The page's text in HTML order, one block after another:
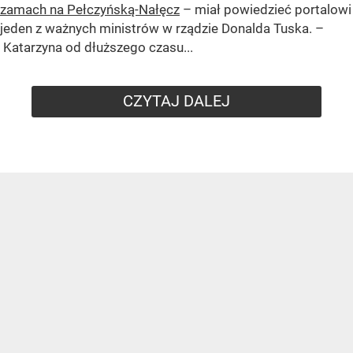
zamach na Pełczyńską-Nałęcz – miał powiedzieć portalowi
jeden z ważnych ministrów w rządzie Donalda Tuska. –
Katarzyna od dłuższego czasu...
CZYTAJ DALEJ